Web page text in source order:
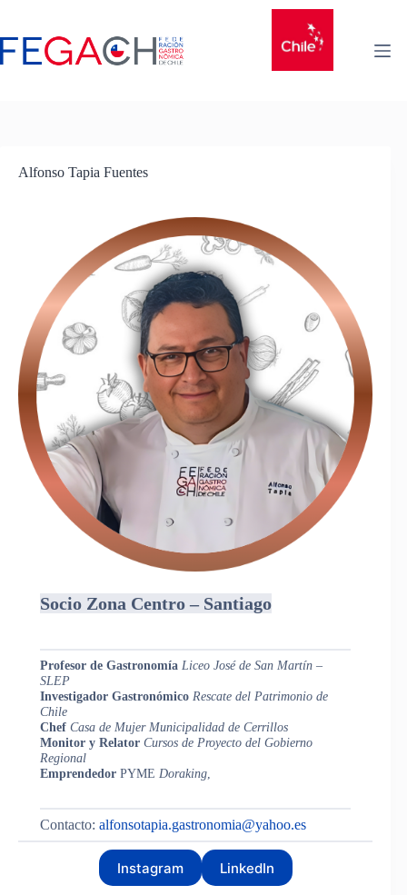
Alfonso Tapia Fuentes
Socio Zona Centro – Santiago
Profesor de Gastronomía Liceo José de San Martín –
SLEP
Investigador Gastronómico Rescate del Patrimonio de
Chile
Chef Casa de Mujer Municipalidad de Cerrillos
Monitor y Relator Cursos de Proyecto del Gobierno
Regional
Emprendedor PYME Doraking
Contacto: alfonsotapia.gastronomia@yahoo.es
Instagram LinkedIn